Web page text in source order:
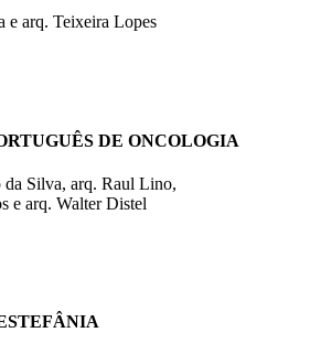
e arq. Teixeira Lopes
DE ONCOLOGIA
Silva, arq. Raul Lino,
e arq. Walter Distel